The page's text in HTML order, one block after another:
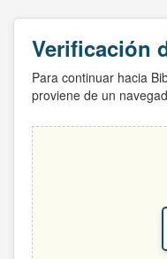
Verificación
Para continuar hacia
proviene de un